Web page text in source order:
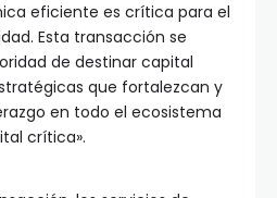
eficiente es crítica para el
Esta transacción se
de destinar capital
que fortalezcan y
en todo el ecosistema
crítica».